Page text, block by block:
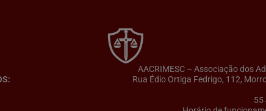
AACRIMESC – Associação dos
Rua Édio Ortiga Fedrigo, 112,
55